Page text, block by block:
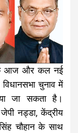
आज और कल नई
चुनाव में
जा सकता है।
जेपी नड्डा, केंद्रीय
चौहान के साथ